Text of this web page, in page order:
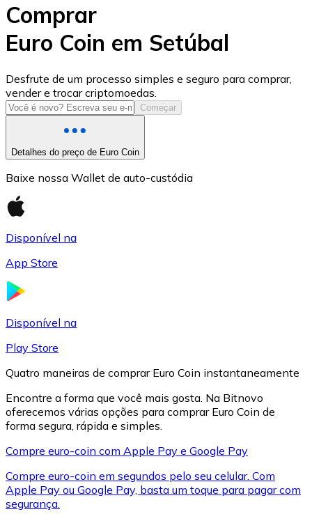
USD Coin
USDC
XRP
XRP
Comprar
Euro Coin em Setúbal
Desfrute de um processo simples e seguro para comprar,
vender e trocar criptomoedas.
Começar
Detalhes do preço de Euro Coin
Baixe nossa Wallet de auto-custódia
Disponível na
App Store
Disponível na
Play Store
Quatro maneiras de comprar Euro Coin instantaneamente
Encontre a forma que você mais gosta. Na Bitnovo
oferecemos várias opções para comprar Euro Coin de
forma segura, rápida e simples.
Compre euro-coin com Apple Pay e Google Pay
Compre euro-coin em segundos pelo seu celular. Com
Apple Pay ou Google Pay, basta um toque para pagar com
segurança.